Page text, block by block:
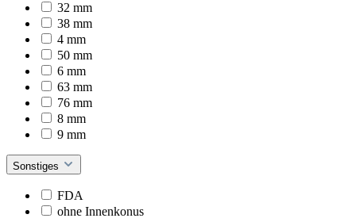
32 mm
38 mm
4 mm
50 mm
6 mm
63 mm
76 mm
8 mm
9 mm
Sonstiges
FDA
ohne Innenkonus